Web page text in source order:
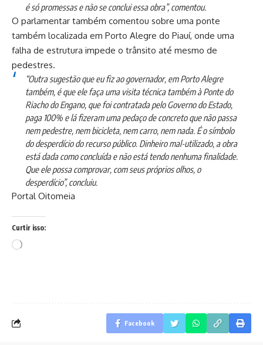
é só promessas e não se conclui essa obra”, comentou.
O parlamentar também comentou sobre uma ponte
também localizada em Porto Alegre do Piauí, onde uma
falha de estrutura impede o trânsito até mesmo de
pedestres.
“Outra sugestão que eu fiz ao governador, em Porto Alegre
também, é que ele faça uma visita técnica também à Ponte do
Riacho do Engano, que foi contratada pelo Governo do Estado,
paga 100% e lá fizeram uma pedaço de concreto que não passa
nem pedestre, nem bicicleta, nem carro, nem nada. É o símbolo
do desperdício do recurso público. Dinheiro mal-utilizado, a obra
está dada como concluída e não está tendo nenhuma finalidade.
Que ele possa comprovar, com seus próprios olhos, o
desperdício”, concluiu.
Portal Oitomeia
Curtir isso:
Carregando...
Facebook